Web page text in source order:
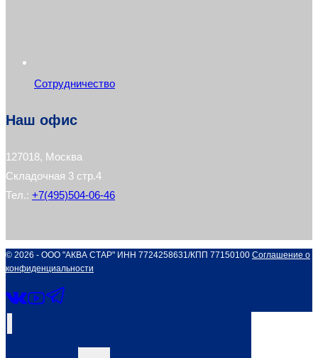
Сотрудничество
Наш офис
127018, Москва
Складочная 3 стр.4
Тел.: +7(495)504-06-46
© 2026 - ООО "АКВА СТАР" ИНН 7724258631/КПП 77150100 Соглашение о
конфиденциальности